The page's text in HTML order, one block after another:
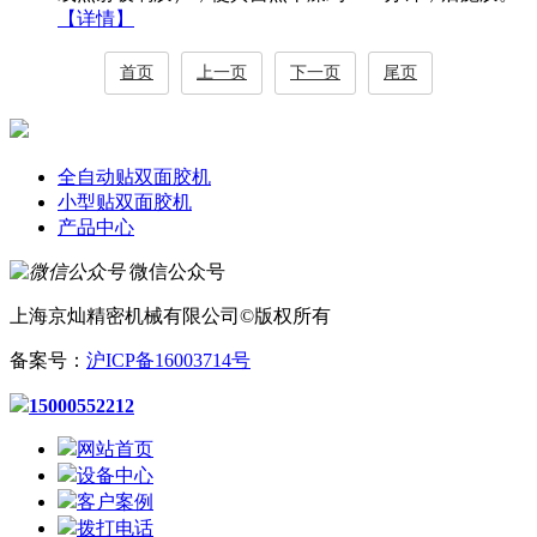
【详情】
首页 上一页 下一页 尾页
全自动贴双面胶机
小型贴双面胶机
产品中心
微信公众号
上海京灿精密机械有限公司©版权所有
备案号： 沪ICP备16003714号
15000552212
网站首页
设备中心
客户案例
拨打电话